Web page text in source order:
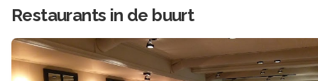
Restaurants in de buurt